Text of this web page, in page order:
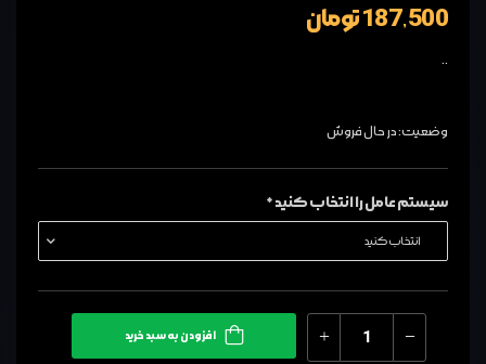
187,500 تومان
..
وضعیت: در حال فروش
سیستم عامل را انتخاب کنید *
افزودن به سبد خرید